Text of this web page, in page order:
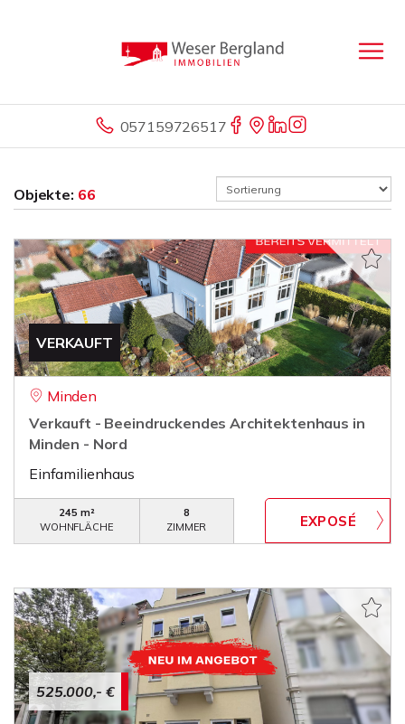
057159726517
Objekte: 66
VERKAUFT
Minden
Verkauft - Beeindruckendes Architektenhaus in
Minden - Nord
Einfamilienhaus
245 m²
WOHNFLÄCHE
8
ZIMMER
525.000,- €